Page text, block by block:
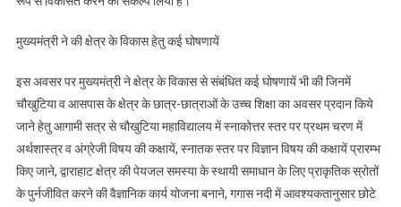
मुख्यमंत्री ने की क्षेत्र के विकास हेतु कई घोषणायें
इस अवसर पर मुख्यमंत्री ने क्षेत्र के विकास से संबंधित कई घोषणायें भी की जिनमें
चौखुटिया व आसपास के क्षेत्र के छात्र-छात्राओं के उच्च शिक्षा का अवसर प्रदान किये
जाने हेतु आगामी सत्र से चौखुटिया महाविद्यालय में स्नाकोत्तर स्तर पर प्रथम चरण में
अर्थशास्त्र व अंग्रेजी विषय की कक्षायें, स्नातक स्तर पर विज्ञान विषय की कक्षायें प्रारम्भ
किए जाने, द्वाराहाट क्षेत्र की पेयजल समस्या के स्थायी समाधान के लिए प्राकृतिक स्रोतों
के पुर्नजीवित करने की वैज्ञानिक कार्य योजना बनाने, गगास नदी में आवश्यकतानुसार छोटे